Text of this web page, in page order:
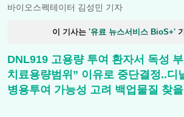
바이오스펙테이터 김성민 기자
이 기사는 '유료 뉴스서비스 BioS+'
DNL919 고용량 투여 환자서 독성
치료용량범위” 이유로 중단결정..디
병용투여 가능성 고려 백업물질 찾